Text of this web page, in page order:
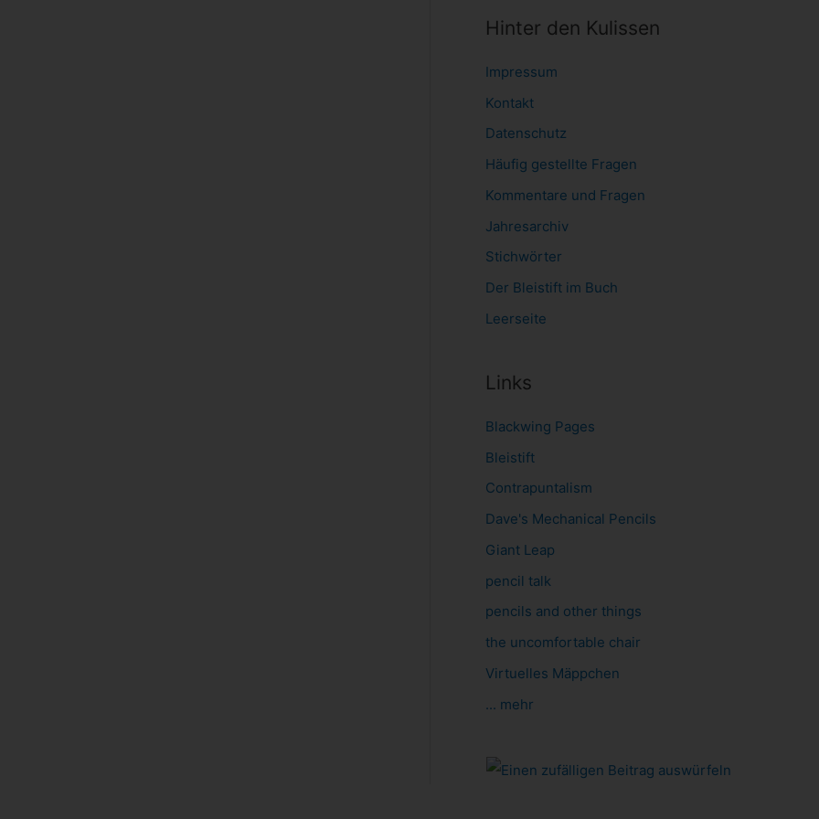
Hinter den Kulissen
Impressum
Kontakt
Datenschutz
Häufig gestellte Fragen
Kommentare und Fragen
Jahresarchiv
Stichwörter
Der Bleistift im Buch
Leerseite
Links
Blackwing Pages
Bleistift
Contrapuntalism
Dave's Mechanical Pencils
Giant Leap
pencil talk
pencils and other things
the uncomfortable chair
Virtuelles Mäppchen
... mehr